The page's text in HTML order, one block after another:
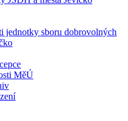
jednotky sboru dobrovolných
MěÚ